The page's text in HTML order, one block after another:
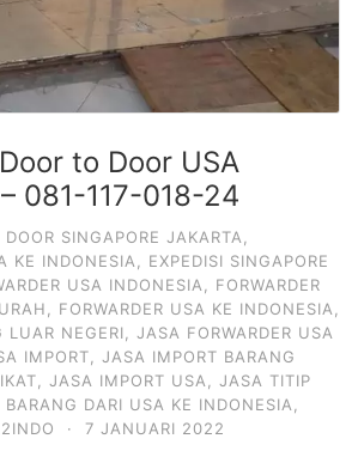
to Door USA
081-117-018-24
DOOR SINGAPORE JAKARTA
KE INDONESIA
EXPEDISI SINGAPORE
USA INDONESIA
FORWARDER
FORWARDER USA KE INDONESIA
LUAR NEGERI
JASA FORWARDER USA
IMPORT
JASA IMPORT BARANG
JASA IMPORT USA
JASA TITIP
BARANG DARI USA KE INDONESIA
· 7 JANUARI 2022